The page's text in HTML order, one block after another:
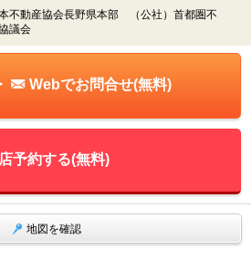
本不動産協会長野県本部 （公社）首都圏不
議会
Webでお問合せ(無料)
予約する(無料)
地図を確認